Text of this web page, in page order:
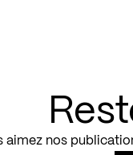
aimez nos